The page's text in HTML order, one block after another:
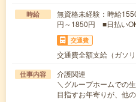
時給
無資格未経験：時給
円～1850円 ■日払い
交通費
交通費全額支給（ガソリ
仕事内容
介護関連
＼グループホームでの
目指すお年寄りが、他